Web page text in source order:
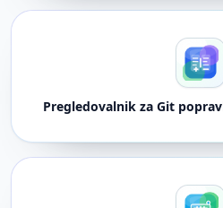
Pregledovalnik za Git